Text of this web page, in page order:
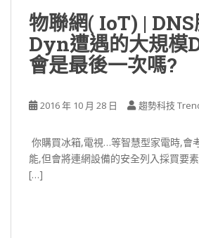
物聯網( IoT) |
Dyn遭遇的大規模
會是最後一次嗎?
2016 年 10 月 28 日 趨勢科技
你購買冰箱,電視…等智慧型家電時,會
能,但會將連網設備的安全列入採買要
[…]